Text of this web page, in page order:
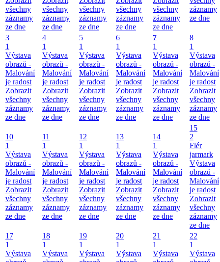
všechny
záznamy
ze dne
všechny
záznamy
ze dne
všechny
záznamy
ze dne
všechny
záznamy
ze dne
všechny
záznamy
ze dne
záznamy
ze dne
3
1
Výstava
obrazů -
Malování
je radost
Zobrazit
všechny
záznamy
ze dne
4
1
Výstava
obrazů -
Malování
je radost
Zobrazit
všechny
záznamy
ze dne
5
1
Výstava
obrazů -
Malování
je radost
Zobrazit
všechny
záznamy
ze dne
6
1
Výstava
obrazů -
Malování
je radost
Zobrazit
všechny
záznamy
ze dne
7
1
Výstava
obrazů -
Malování
je radost
Zobrazit
všechny
záznamy
ze dne
8
1
Výstava
obrazů -
Malování
je radost
Zobrazit
všechny
záznamy
ze dne
10
1
Výstava
obrazů -
Malování
je radost
Zobrazit
všechny
záznamy
ze dne
11
1
Výstava
obrazů -
Malování
je radost
Zobrazit
všechny
záznamy
ze dne
12
1
Výstava
obrazů -
Malování
je radost
Zobrazit
všechny
záznamy
ze dne
13
1
Výstava
obrazů -
Malování
je radost
Zobrazit
všechny
záznamy
ze dne
14
1
Výstava
obrazů -
Malování
je radost
Zobrazit
všechny
záznamy
ze dne
15
2
Flér
jarmark
Výstava
obrazů -
Malování
je radost
Zobrazit
všechny
záznamy
ze dne
17
1
Výstava
18
1
Výstava
19
1
Výstava
20
1
Výstava
21
1
Výstava
22
1
Výstava